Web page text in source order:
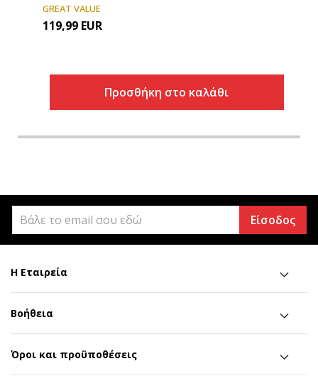
GREAT VALUE
119,99 EUR
Προσθήκη στο καλάθι
Είσοδος
Η Εταιρεία
Βοήθεια
Όροι και προϋποθέσεις